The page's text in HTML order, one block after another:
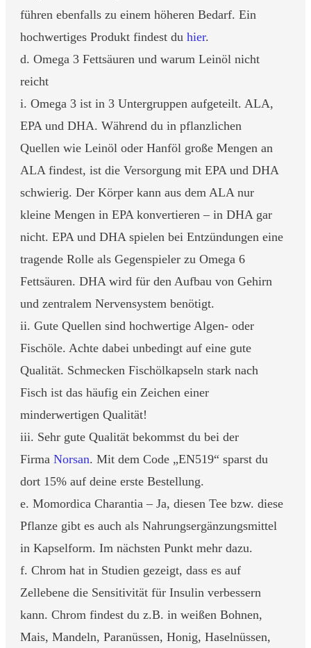
führen ebenfalls zu einem höheren Bedarf. Ein
hochwertiges Produkt findest du hier.
d. Omega 3 Fettsäuren und warum Leinöl nicht
reicht
i. Omega 3 ist in 3 Untergruppen aufgeteilt. ALA,
EPA und DHA. Während du in pflanzlichen
Quellen wie Leinöl oder Hanföl große Mengen an
ALA findest, ist die Versorgung mit EPA und DHA
schwierig. Der Körper kann aus dem ALA nur
kleine Mengen in EPA konvertieren – in DHA gar
nicht. EPA und DHA spielen bei Entzündungen eine
tragende Rolle als Gegenspieler zu Omega 6
Fettsäuren. DHA wird für den Aufbau von Gehirn
und zentralem Nervensystem benötigt.
ii. Gute Quellen sind hochwertige Algen- oder
Fischöle. Achte dabei unbedingt auf eine gute
Qualität. Schmecken Fischölkapseln stark nach
Fisch ist das häufig ein Zeichen einer
minderwertigen Qualität!
iii. Sehr gute Qualität bekommst du bei der
Firma Norsan. Mit dem Code „EN519“ sparst du
dort 15% auf deine erste Bestellung.
e. Momordica Charantia – Ja, diesen Tee bzw. diese
Pflanze gibt es auch als Nahrungsergänzungsmittel
in Kapselform. Im nächsten Punkt mehr dazu.
f. Chrom hat in Studien gezeigt, dass es auf
Zellebene die Sensitivität für Insulin verbessern
kann. Chrom findest du z.B. in weißen Bohnen,
Mais, Mandeln, Paranüssen, Honig, Haselnüssen,